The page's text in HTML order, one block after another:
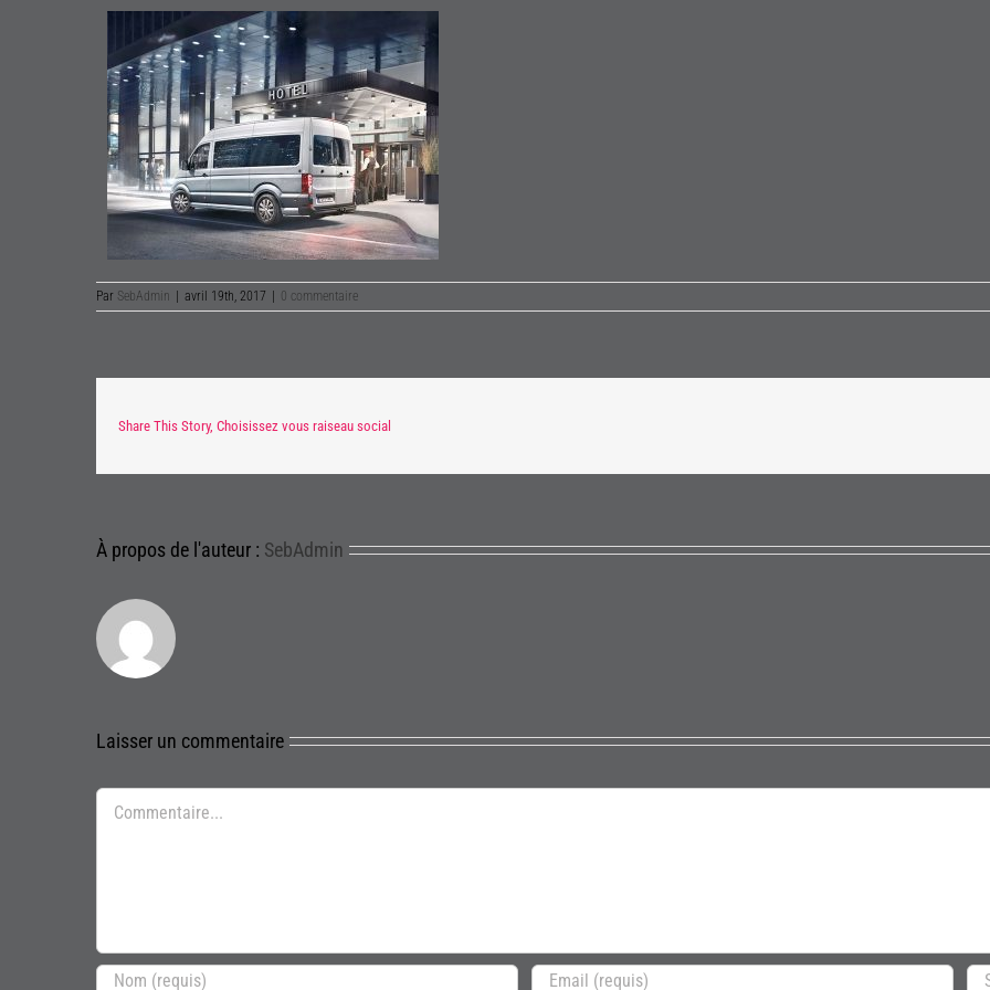
Par SebAdmin avril 19th, 2017 0 commentaire
Share This Story, Choisissez vous raiseau social
À propos de l'auteur : SebAdmin
Laisser un commentaire
Commentaire